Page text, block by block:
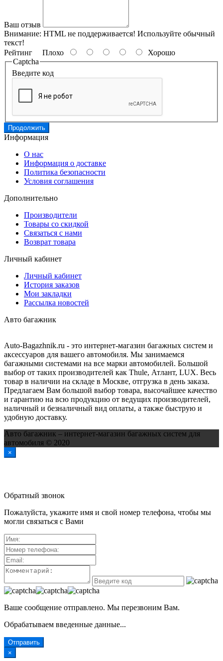
Ваш отзыв
Внимание: HTML не поддерживается! Используйте обычный
текст!
Рейтинг Плохо
Хорошо
Captcha
Введите код
Продолжить
Информация
О нас
Информация о доставке
Политика безопасности
Условия соглашения
Дополнительно
Производители
Товары со скидкой
Связаться с нами
Возврат товара
Личный кабинет
Личный кабинет
История заказов
Мои закладки
Рассылка новостей
Авто багажник
Auto-Bagazhnik.ru - это интернет-магазин багажных систем и
аксессуаров для вашего автомобиля. Мы занимаемся
багажными системами на все марки автомобилей. Большой
выбор от таких производителей как Thule, Атлант, LUX. Весь
товар в наличии на складе в Москве, отгрузка в день заказа.
Предлагаем Вам большой выбор товара, высочайшее качество
и гарантию на всю продукцию от ведущих производителей,
наличный и безналичный вид оплаты, а также быструю и
удобную доставку.
Авто багажник – интернет-магазин багажных систем для
автомобиля © 2020
×
Обратный звонок
Пожалуйста, укажите имя и свой номер телефона, чтобы мы
могли связаться с Вами
Ваше сообщение отправлено. Мы перезвоним Вам.
Обрабатываем введенные данные...
Отправить
×